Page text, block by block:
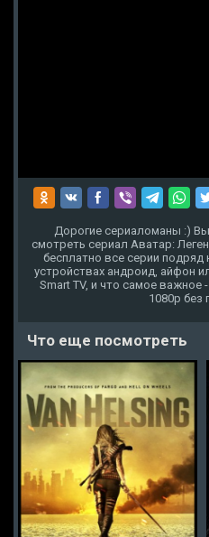
Дорогие сериаломаны :)
смотреть сериал Аватар:
бесплатно все серии
устройствах андроид, айфон
Smart TV, и что самое важное
1080p без
Что еще посмотреть